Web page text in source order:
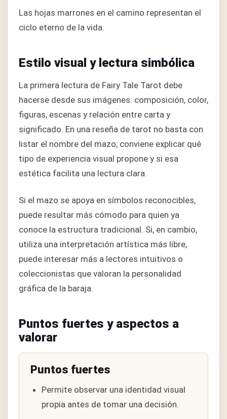
Las hojas marrones en el camino representan el
ciclo eterno de la vida.
Estilo visual y lectura simbólica
La primera lectura de Fairy Tale Tarot debe
hacerse desde sus imágenes: composición, color,
figuras, escenas y relación entre carta y
significado. En una reseña de tarot no basta con
listar el nombre del mazo; conviene explicar qué
tipo de experiencia visual propone y si esa
estética facilita una lectura clara.
Si el mazo se apoya en símbolos reconocibles,
puede resultar más cómodo para quien ya
conoce la estructura tradicional. Si, en cambio,
utiliza una interpretación artística más libre,
puede interesar más a lectores intuitivos o
coleccionistas que valoran la personalidad
gráfica de la baraja.
Puntos fuertes y aspectos a
valorar
Puntos fuertes
Permite observar una identidad visual
propia antes de tomar una decisión.